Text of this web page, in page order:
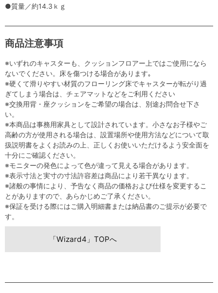
●質量／約14.3ｋｇ
商品注意事項
※いずれのキャスターも、クッションフロアー上ではご使用になら
ないでください。床を傷つける場合があります｡
※硬くて滑りやすい材質のフローリング床でキャスターが転がり過
ぎてしまう場合は、チェアマットなどをご利用ください
※交換用背・座クッションをご希望の場合は、別途お問合せ下さ
い。
※本商品は事務用家具として設計されています。小さなお子様やご
高齢の方が使用される場合は、設置場所や使用方法などについて取
扱説明書をよくお読みの上、正しくお使いいただけるよう安全面を
十分にご確認ください。
※モニターの発色によって色が違って見える場合があります。
※表示寸法と実寸の寸法許容差は商品により若干異なります。
※諸般の事情により、予告なく商品の価格および仕様を変更するこ
とがありますので、あらかじめご了承ください。
※保証を受ける際にはご購入明細書または納品書のご提示が必要で
す。
「Wizard4」TOPへ